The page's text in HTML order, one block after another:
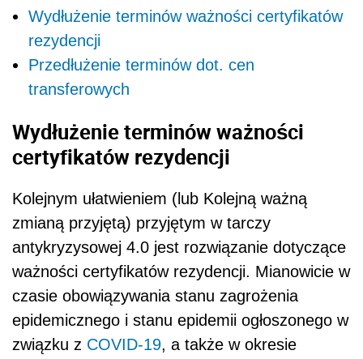
Wydłużenie terminów ważności certyfikatów
rezydencji
Przedłużenie terminów dot. cen
transferowych
Wydłużenie terminów ważności
certyfikatów rezydencji
Kolejnym ułatwieniem (lub Kolejną ważną
zmianą przyjętą) przyjętym w tarczy
antykryzysowej 4.0 jest rozwiązanie dotyczące
ważności certyfikatów rezydencji. Mianowicie w
czasie obowiązywania stanu zagrożenia
epidemicznego i stanu epidemii ogłoszonego w
związku z COVID-19, a także w okresie